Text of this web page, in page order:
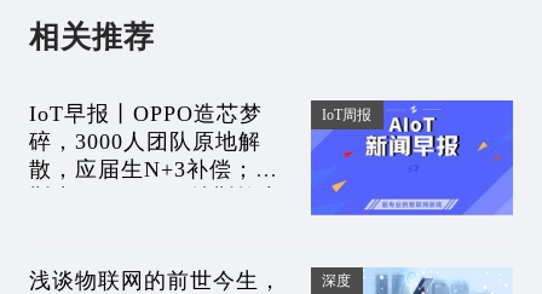
相关推荐
IoT早报丨OPPO造芯梦
碎，3000人团队原地解
散，应届生N+3补偿；马
IoT周报
浅谈物联网的前世今生，
深度